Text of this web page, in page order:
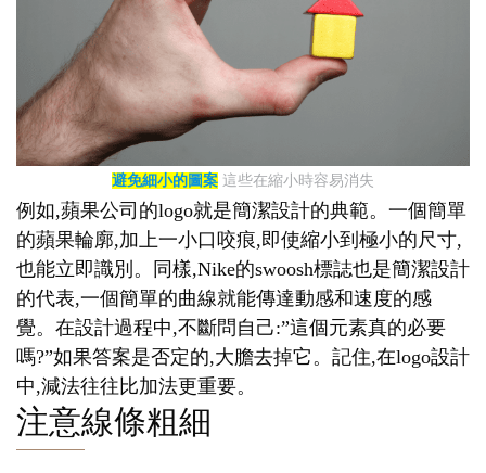
避免細小的圖案 這些在縮小時容易消失
例如,蘋果公司的logo就是簡潔設計的典範。一個簡單
的蘋果輪廓,加上一小口咬痕,即使縮小到極小的尺寸,
也能立即識別。同樣,Nike的swoosh標誌也是簡潔設計
的代表,一個簡單的曲線就能傳達動感和速度的感
覺。在設計過程中,不斷問自己:”這個元素真的必要
嗎?”如果答案是否定的,大膽去掉它。記住,在logo設計
中,減法往往比加法更重要。
注意線條粗細